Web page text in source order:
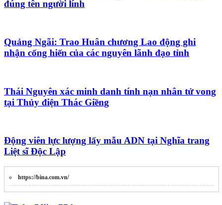
đúng tên người lính
Quảng Ngãi: Trao Huân chương Lao động ghi
nhận cống hiến của các nguyên lãnh đạo tỉnh
Thái Nguyên xác minh danh tính nạn nhân tử vong
tại Thủy điện Thác Giềng
Động viên lực lượng lấy mẫu ADN tại Nghĩa trang
Liệt sĩ Độc Lập
https://bina.com.vn/